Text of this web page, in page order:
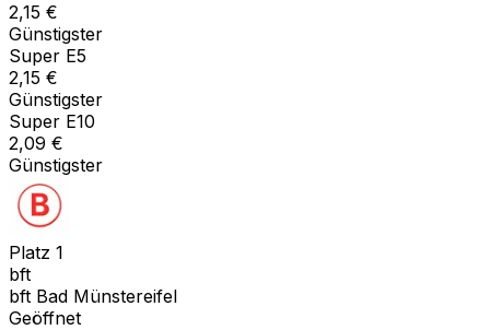
2,15 €
Günstigster
Super E5
2,15 €
Günstigster
Super E10
2,09 €
Günstigster
Platz 1
bft
bft Bad Münstereifel
Geöffnet